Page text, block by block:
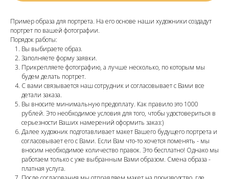
Пример образа для портрета. На его основе наши художники создадут
портрет по вашей фотографии.
Порядок работы:
Вы выбираете образ.
Заполняете форму заявки.
Прикрепляете фотографию, а лучше несколько, по которым мы
будем делать портрет.
С вами связывается наш сотрудник и согласовывает с Вами все
детали заказа.
Вы вносите минимальную предоплату. Как правило это 1000
рублей. Это необходимое условия для того, чтобы удостовериться в
серьезности Ваших намерений оформить заказ:)
Далее художник подготавливает макет Вашего будущего портрета и
согласовывает его с Вами. Если Вам что-то хочется поменять - мы
вносим необходимое количество правок. Это бесплатно! Однако мы
работаем только с уже выбранным Вами образом. Смена образа -
платная услуга.